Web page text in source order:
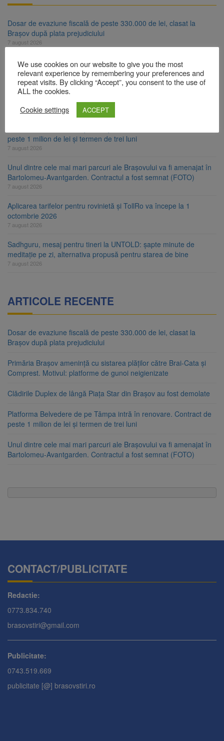
Dosar de evaziune fiscală de peste 330.000 de lei, clasat la
Brașov după plata prejudiciului
7 august 2026
Primăria Brașov amenință cu sistarea plăților către Brai-Cata și
Comprest. Motivul: platforme de gunoi neigienizate
7 august 2026
Clădirile Duplex de lângă Piața Star din Brașov au fost demolate
7 august 2026
peste 1 milion de lei și termen de trei luni
7 august 2026
Unul dintre cele mai mari parcuri ale Brașovului va fi amenajat în
Bartolomeu-Avantgarden. Contractul a fost semnat (FOTO)
7 august 2026
Aplicarea tarifelor pentru rovinietă și TollRo va începe la 1
octombrie 2026
7 august 2026
Sadhguru, mesaj pentru tineri la UNTOLD: șapte minute de
meditație pe zi, alternativa propusă pentru starea de bine
7 august 2026
ARTICOLE RECENTE
Dosar de evaziune fiscală de peste 330.000 de lei, clasat la
Brașov după plata prejudiciului
Primăria Brașov amenință cu sistarea plăților către Brai-Cata și
Comprest. Motivul: platforme de gunoi neigienizate
Clădirile Duplex de lângă Piața Star din Brașov au fost demolate
Platforma Belvedere de pe Tâmpa intră în renovare. Contract de
peste 1 milion de lei și termen de trei luni
Unul dintre cele mai mari parcuri ale Brașovului va fi amenajat în
Bartolomeu-Avantgarden. Contractul a fost semnat (FOTO)
CONTACT/PUBLICITATE
Redactie:
0773.834.740
brasovstiri@gmail.com
Publicitate:
0743.519.669
publicitate [@] brasovstiri.ro
We use cookies on our website to give you the most
relevant experience by remembering your preferences and
repeat visits. By clicking “Accept”, you consent to the use of
ALL the cookies.
Cookie settings
ACCEPT